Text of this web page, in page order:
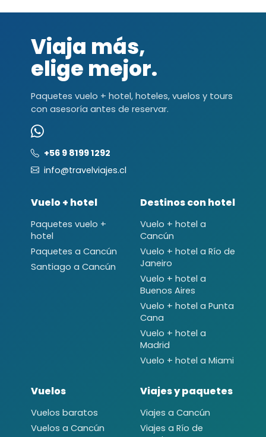
Viaja más,
elige mejor.
Paquetes vuelo + hotel, hoteles, vuelos y tours
con asesoría antes de reservar.
+56 9 8199 1292
info@travelviajes.cl
Vuelo + hotel
Paquetes vuelo +
hotel
Paquetes a Cancún
Santiago a Cancún
Destinos con hotel
Vuelo + hotel a
Cancún
Vuelo + hotel a Río de
Janeiro
Vuelo + hotel a
Buenos Aires
Vuelo + hotel a Punta
Cana
Vuelo + hotel a
Madrid
Vuelo + hotel a Miami
Vuelos
Vuelos baratos
Vuelos a Cancún
Viajes y paquetes
Viajes a Cancún
Viajes a Río de